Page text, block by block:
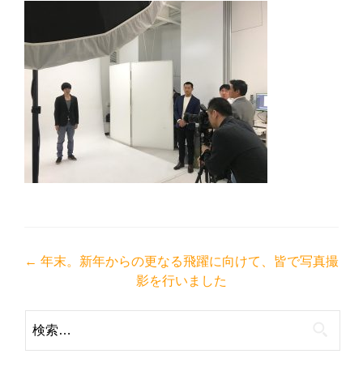
投
ナ
ビ
← 年末。新年からの更なる飛躍に向けて、皆で写真撮
影を行いました
索: